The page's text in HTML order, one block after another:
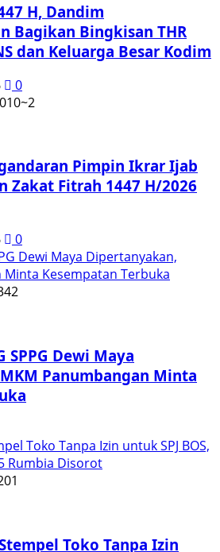
H, Dandim
Bagikan Bingkisan THR
dan Keluarga Besar Kodim
0
Pimpin Ikrar Ijab
Zakat Fitrah 1447 H/2026
0
Dewi Maya Dipertanyakan,
Kesempatan Terbuka
SPPG Dewi Maya
Panumbangan Minta
Toko Tanpa Izin untuk SPJ BOS,
Rumbia Disorot
Toko Tanpa Izin